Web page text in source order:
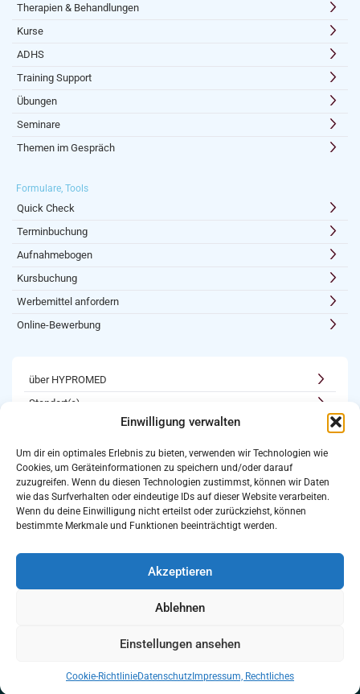
Einwilligung verwalten
Um dir ein optimales Erlebnis zu bieten, verwenden wir Technologien wie
Cookies, um Geräteinformationen zu speichern und/oder darauf
zuzugreifen. Wenn du diesen Technologien zustimmst, können wir Daten
wie das Surfverhalten oder eindeutige IDs auf dieser Website verarbeiten.
Wenn du deine Einwilligung nicht erteilst oder zurückziehst, können
bestimmte Merkmale und Funktionen beeinträchtigt werden.
Akzeptieren
Ablehnen
Einstellungen ansehen
Cookie-RichtlinieDatenschutz Impressum, Rechtliches
Therapien & Behandlungen
Kurse
ADHS
Training Support
Übungen
Seminare
Themen im Gespräch
Formulare, Tools
Quick Check
Terminbuchung
Aufnahmebogen
Kursbuchung
Werbemittel anfordern
Online-Bewerbung
über HYPROMED
Standort(e)
Karriere
Newsletter
Login
Kooperations-Möglichkeiten
als Partner registrieren
Rechtliches